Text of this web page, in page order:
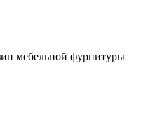
мебельной фурнитуры